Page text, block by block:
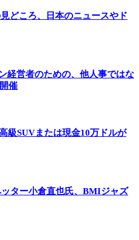
どころ、日本のニュースやド
経営者のための、他人事ではな
催
級SUVまたは現金10万ドルが
ター小倉直也氏、BMIジャズ